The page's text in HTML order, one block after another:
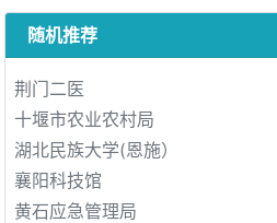
随机推荐
荆门二医
十堰市农业农村局
湖北民族大学(恩施）
襄阳科技馆
黄石应急管理局